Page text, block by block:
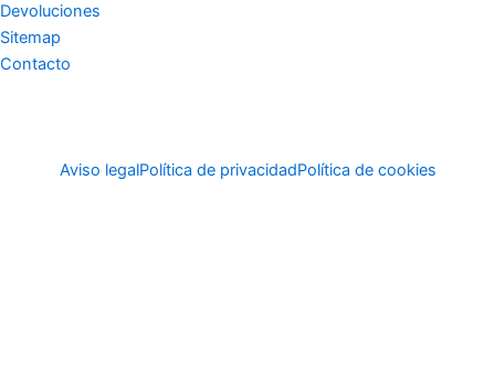
Devoluciones
Sitemap
Contacto
Aviso legalPolítica de privacidadPolítica de cookies